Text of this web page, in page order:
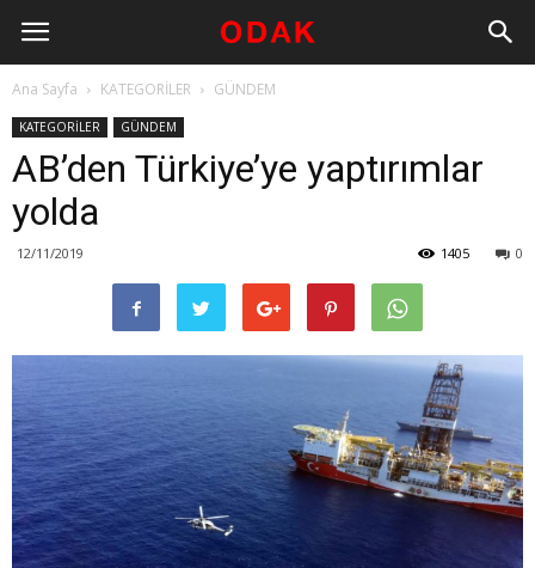
Ana Sayfa KATEGORİLER GÜNDEM
KATEGORİLER GÜNDEM
AB’den Türkiye’ye yaptırımlar
yolda
12/11/2019 0
1405